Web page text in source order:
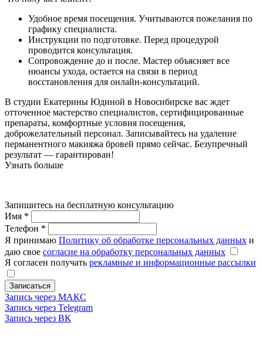
Удобное время посещения. Учитываются пожелания по
графику специалиста.
Инструкции по подготовке. Перед процедурой
проводится консультация.
Сопровождение до и после. Мастер объясняет все
нюансы ухода, остается на связи в период
восстановления для онлайн-консультаций.
В студии Екатерины Юдиной в Новосибирске вас ждет
отточенное мастерство специалистов, сертифицированные
препараты, комфортные условия посещения,
доброжелательный персонал. Записывайтесь на удаление
перманентного макияжа бровей прямо сейчас. Безупречный
результат — гарантирован!
Узнать больше
Запишитесь на бесплатную консультацию
Имя *
Телефон *
Я принимаю Политику об обработке персональных данных и
даю свое согласие на обработку персональных данных
Я согласен получать рекламные и информационные рассылки
Записаться
Запись через МАКС
Запись через Telegram
Запись через ВК